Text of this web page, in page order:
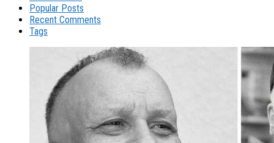
Popular Posts
Recent Comments
Tags